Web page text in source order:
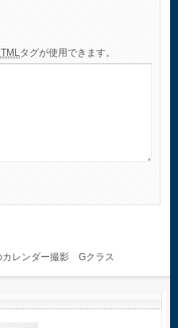
タグが使用できます。
カレンダー撮影 Gクラス